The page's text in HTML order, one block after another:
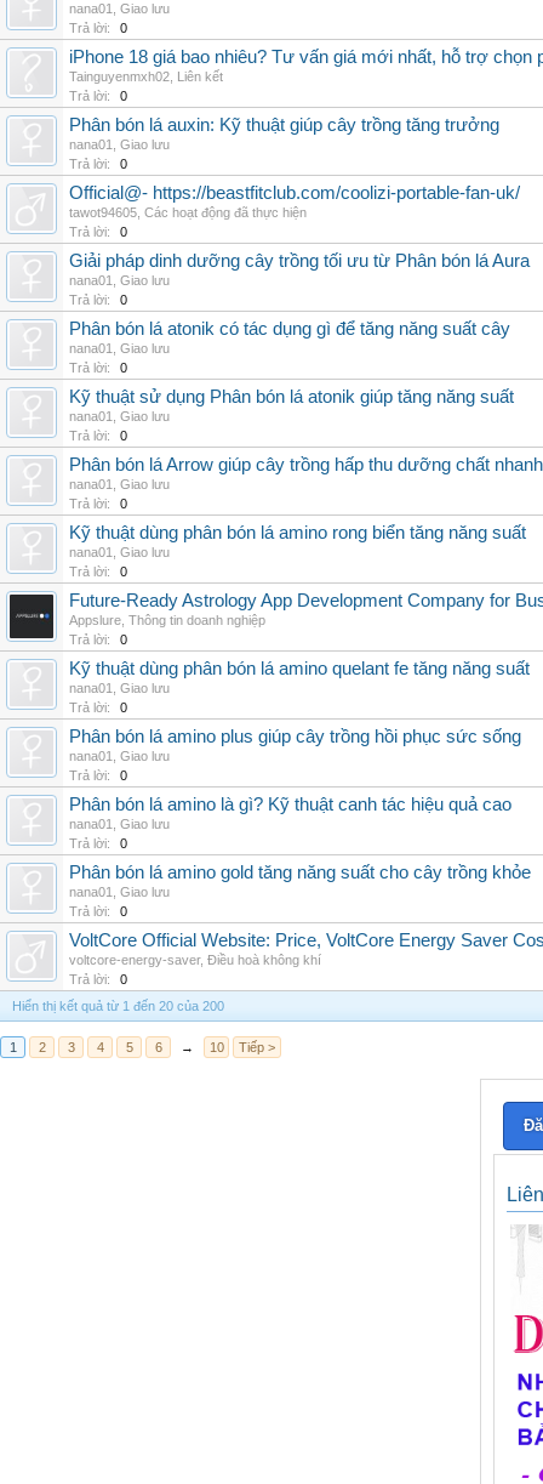
nana01
Giao lưu
Trả lời:
0
iPhone 18 giá bao nhiêu? Tư vấn giá mới nhất, hỗ trợ chọn
Tainguyenmxh02 Liên kết
Trả lời:
0
Phân bón lá auxin: Kỹ thuật giúp cây trồng tăng trưởng
nana01
Giao lưu
Trả lời:
0
Official@- https://beastfitclub.com/coolizi-portable-fan-uk/
tawot94605 Các hoạt động đã thực hiện
Trả lời:
0
Giải pháp dinh dưỡng cây trồng tối ưu từ Phân bón lá Aura
nana01
Giao lưu
Trả lời:
0
Phân bón lá atonik có tác dụng gì để tăng năng suất cây
nana01
Giao lưu
Trả lời:
0
Kỹ thuật sử dụng Phân bón lá atonik giúp tăng năng suất
nana01
Giao lưu
Trả lời:
0
Phân bón lá Arrow giúp cây trồng hấp thu dưỡng chất nhanh
nana01
Giao lưu
Trả lời:
0
Kỹ thuật dùng phân bón lá amino rong biển tăng năng suất
nana01
Giao lưu
Trả lời:
0
Future-Ready Astrology App Development Company for
Appslure Thông tin doanh nghiệp
Trả lời:
0
Kỹ thuật dùng phân bón lá amino quelant fe tăng năng suất
nana01
Giao lưu
Trả lời:
0
Phân bón lá amino plus giúp cây trồng hồi phục sức sống
nana01
Giao lưu
Trả lời:
0
Phân bón lá amino là gì? Kỹ thuật canh tác hiệu quả cao
nana01
Giao lưu
Trả lời:
0
Phân bón lá amino gold tăng năng suất cho cây trồng khỏe
nana01
Giao lưu
Trả lời:
0
VoltCore Official Website: Price, VoltCore Energy Saver
voltcore-energy-saver, Điều hoà không khí
Trả lời:
0
Hiển thị kết quả từ 1 đến 20 của 200
1 2 3 4 5 6 → 10 Tiếp >